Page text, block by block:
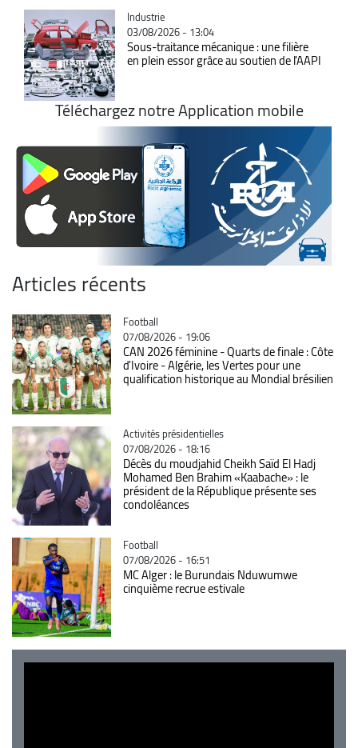
Catégorie
Industrie
03/08/2026 - 13:04
Sous-traitance mécanique : une filière
en plein essor grâce au soutien de l'AAPI
Téléchargez notre Application mobile
Articles récents
Catégorie
Football
07/08/2026 - 19:06
CAN 2026 féminine - Quarts de finale : Côte
d'Ivoire - Algérie, les Vertes pour une
qualification historique au Mondial brésilien
Catégorie
Activités présidentielles
07/08/2026 - 18:16
Décès du moudjahid Cheikh Saïd El Hadj
Mohamed Ben Brahim «Kaabache» : le
président de la République présente ses
condoléances
Catégorie
Football
07/08/2026 - 16:51
MC Alger : le Burundais Nduwumwe
cinquième recrue estivale